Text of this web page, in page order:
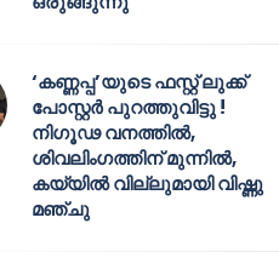
‘കണ്ണപ്പ’യുടെ ഫസ്റ്റ് ലുക്ക്
പോസ്റ്റർ പുറത്തുവിട്ടു !
നിഗൂഢ വനത്തിൽ,
ശിവലിംഗത്തിന് മുന്നിൽ,
കയ്യിൽ വില്ലുമായി വിഷ്ണു
മഞ്ചു